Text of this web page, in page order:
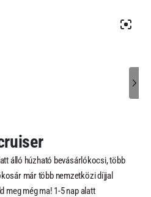
álló húzható bevásárlókocsi, több
már több nemzetközi díjjal
meg még ma! 1-5 nap alatt